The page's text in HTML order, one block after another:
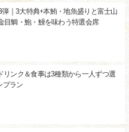
｜3大特典+本鮪・地魚盛りと富士山
目鯛・鮑・鰻を味わう特選会席
リンク＆食事は3種類から一人ずつ選
プラン